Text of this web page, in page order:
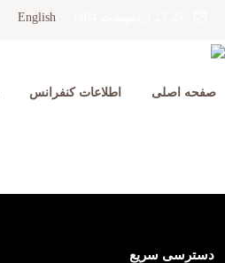
English
صفحه اصلی اطلاعات کنفرانس
دسترسی سریع